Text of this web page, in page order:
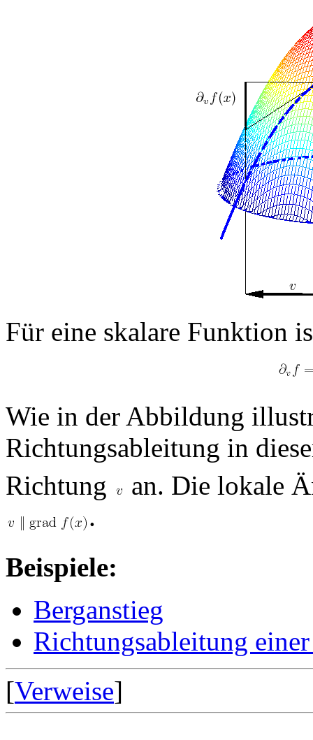
Für eine skalare Funktion
Wie in der Abbildung
Richtungsableitung in
Richtung
an. Die lokale
.
Beispiele:
Berganstieg
Richtungsableitung
[Verweise]